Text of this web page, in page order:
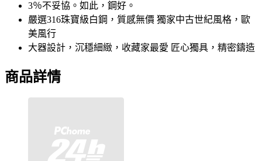
3％不妥協。如此，鋼好。
嚴選316珠寶級白鋼，質感無價 獨家中古世紀風格，歐
美風行
大器設計，沉穩細緻，收藏家最愛 匠心獨具，精密鑄造
商品詳情